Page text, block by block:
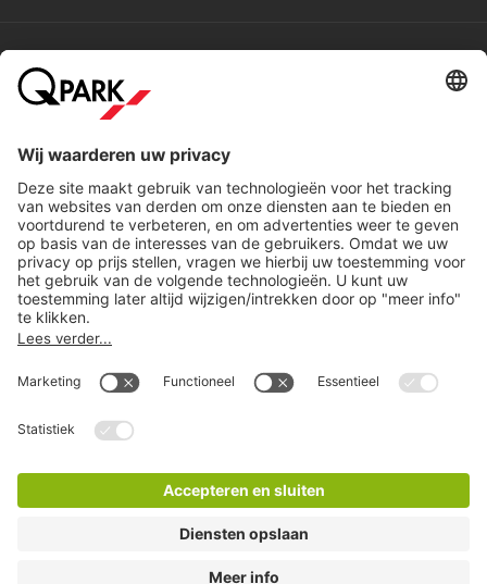
Populaire steden
Download
Privacy-instellingen
Disclaimer